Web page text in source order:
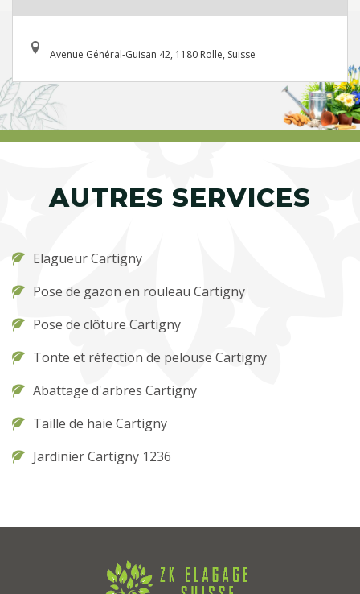
Avenue Général-Guisan 42, 1180 Rolle, Suisse
AUTRES SERVICES
Elagueur Cartigny
Pose de gazon en rouleau Cartigny
Pose de clôture Cartigny
Tonte et réfection de pelouse Cartigny
Abattage d'arbres Cartigny
Taille de haie Cartigny
Jardinier Cartigny 1236